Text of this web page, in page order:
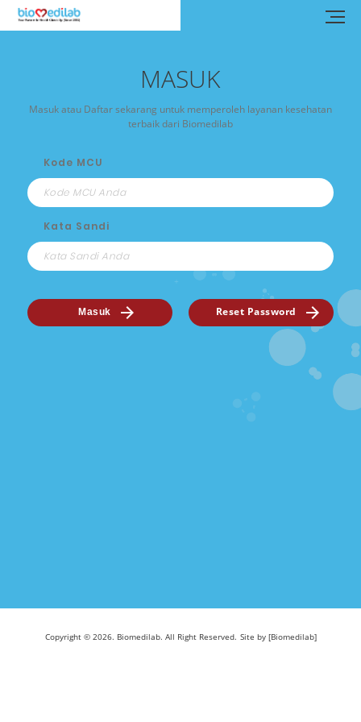
MASUK
Masuk atau Daftar sekarang untuk memperoleh layanan kesehatan
terbaik dari Biomedilab
Kode MCU
Kata Sandi
Masuk Reset Password
Copyright © 2026. Biomedilab. All Right Reserved. Site by [Biomedilab]